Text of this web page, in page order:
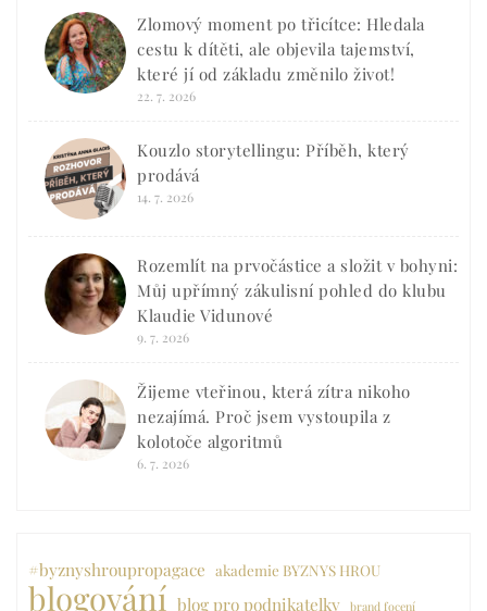
Zlomový moment po třicítce: Hledala
cestu k dítěti, ale objevila tajemství,
které jí od základu změnilo život!
22. 7. 2026
Kouzlo storytellingu: Příběh, který
prodává
14. 7. 2026
Rozemlít na prvočástice a složit v bohyni:
Můj upřímný zákulisní pohled do klubu
Klaudie Vidunové
9. 7. 2026
Žijeme vteřinou, která zítra nikoho
nezajímá. Proč jsem vystoupila z
kolotoče algoritmů
6. 7. 2026
#byznyshroupropagace akademie BYZNYS HROU
blogování blog pro podnikatelky brand focení